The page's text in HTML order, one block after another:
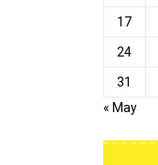
17
24
31
« May